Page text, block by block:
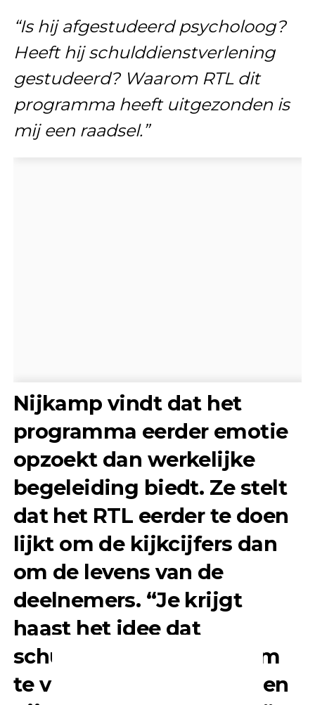
“Is hij afgestudeerd psycholoog?
Heeft hij schulddienstverlening
gestudeerd? Waarom RTL dit
programma heeft uitgezonden is
mij een raadsel.”
Nijkamp vindt dat het
programma eerder emotie
opzoekt dan werkelijke
begeleiding biedt. Ze stelt
dat het RTL eerder te doen
lijkt om de kijkcijfers dan
om de levens van de
deelnemers. “Je krijgt
haast het idee dat
schuldsanering iets is om
te vieren, in plaats van een